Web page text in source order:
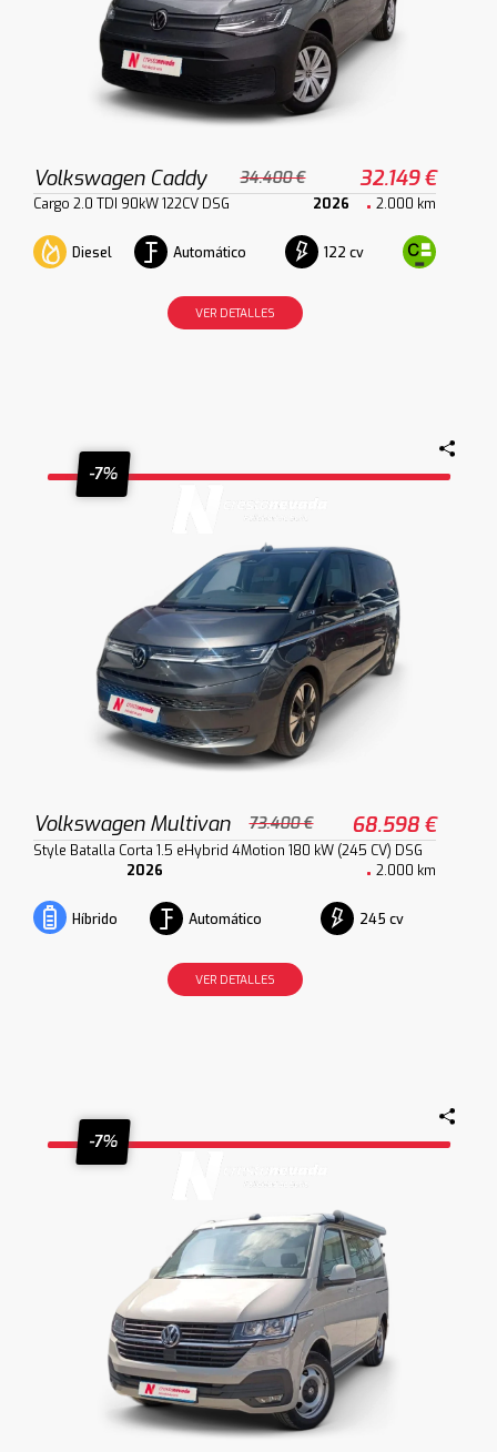
Volkswagen Caddy 34.400 € 32.149 €
Cargo 2.0 TDI 90kW 122CV DSG 2026 2.000 km
Diesel Automático 122 cv
VER DETALLES
-7%
Volkswagen Multivan 73.400 € 68.598 €
Style Batalla Corta 1.5 eHybrid 4Motion 180 kW (245 CV) DSG
2026
2.000 km
Híbrido Automático 245 cv
VER DETALLES
-7%